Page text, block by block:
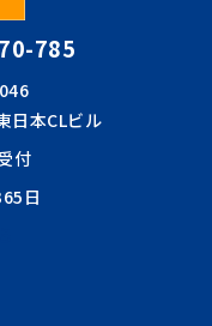
785
日本CLビル
付
日